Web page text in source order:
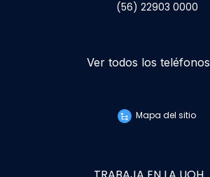
(56) 22903 0000
Ver todos los teléfonos
Mapa del sitio